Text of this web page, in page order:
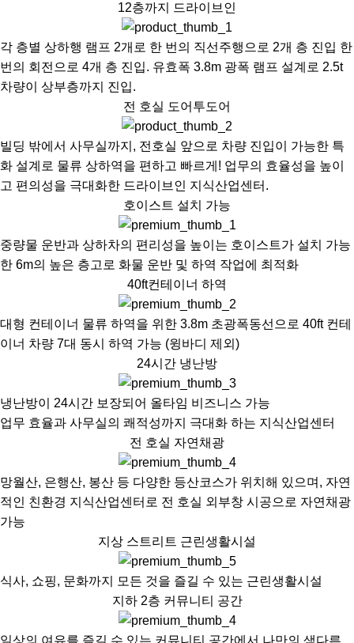
12층까지 드라이브인
각 층별 상하행 램프 2개로 한 번의 직선주행으로 2개 층 진입 한
번의 회전으로 4개 층 진입. 유효폭 3.8m 광폭 램프 설계로 2.5t
차량이 상부층까지 진입.
전 호실 도어투도어
빌딩 밖에서 사무실까지, 전호실 앞으로 차량 진입이 가능한 특
화 설계로 물류 상하역을 편하고 빠르게! 업무의 효율성을 높이
고 편의성을 극대화한 드라이브인 지식산업센터.
호이스트 설치 가능
중량물 운반과 상하차의 편리성을 높이는 호이스트가 설치 가능
한 6m의 높은 층고로 화물 운반 및 하역 작업에 최적화
40ft컨테이너 하역
대형 컨테이너 물류 하역을 위한 3.8m 초광폭동선으로 40ft 컨테
이너 차량 7대 동시 하역 가능 (윙바디 제외)
24시간 냉난방
냉난방이 24시간 보장되어 올타임 비즈니스 가능
업무 효율과 사무실의 쾌적성까지 극대화 하는 지식산업센터
전 호실 자연채광
망월산, 은행산, 봉산 등 다양한 등산코스가 위치해 있으며, 자연
적인 친환경 지식산업센터로 전 호실 외부창 시공으로 자연채광
가능
지상 스트리트 근린생활시설
식사, 쇼핑, 문화까지 모든 것을 즐길 수 있는 근린생활시설
지하 2층 커뮤니티 공간
일상의 여유를 즐길 수 있는 커뮤니티 공간에서 나만의 색다른